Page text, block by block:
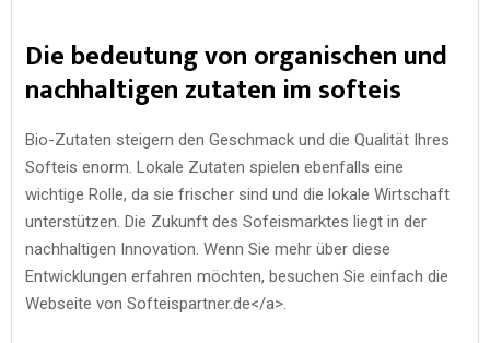
Die bedeutung von organischen und
nachhaltigen zutaten im softeis
Bio-Zutaten steigern den Geschmack und die Qualität Ihres
Softeis enorm. Lokale Zutaten spielen ebenfalls eine
wichtige Rolle, da sie frischer sind und die lokale Wirtschaft
unterstützen. Die Zukunft des Sofeismarktes liegt in der
nachhaltigen Innovation. Wenn Sie mehr über diese
Entwicklungen erfahren möchten, besuchen Sie einfach die
Webseite von Softeispartner.de</a>.